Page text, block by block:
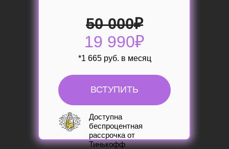
ВСТУПИТЬ
*1 665 руб. в месяц
19 990₽
50 000₽
Доступна
беспроцентная
рассрочка от
Тинькофф